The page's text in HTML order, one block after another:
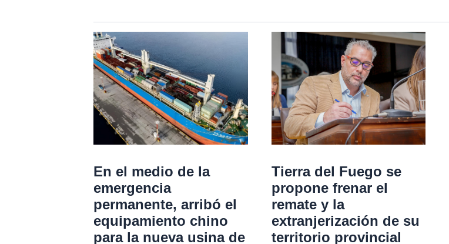
En el medio de la
emergencia
permanente, arribó el
equipamiento chino
para la nueva usina de
Tierra del Fuego se
propone frenar el
remate y la
extranjerización de su
territorio provincial